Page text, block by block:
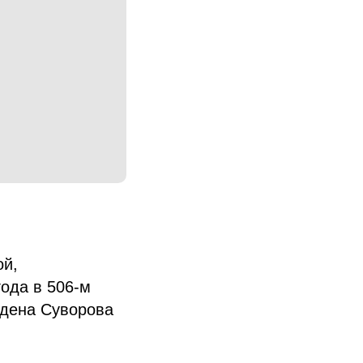
в 506-м
Суворова